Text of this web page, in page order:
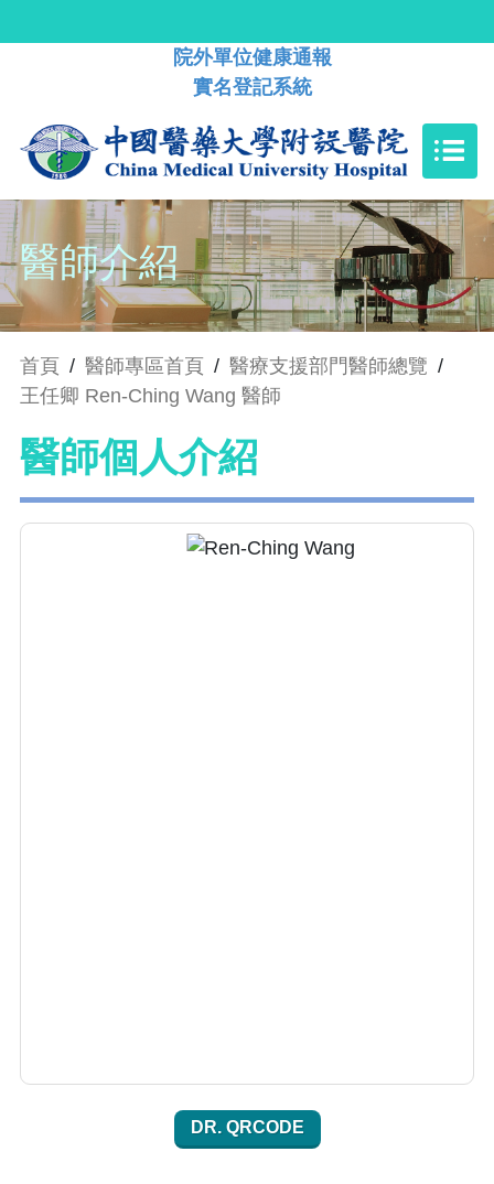
院外單位健康通報
實名登記系統
醫師介紹
首頁 / 醫師專區首頁 / 醫療支援部門醫師總覽 /
王任卿 Ren-Ching Wang 醫師
醫師個人介紹
DR. QRCODE